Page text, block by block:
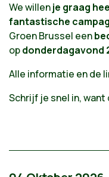
We willenje graag
fantastische
Groen Brussel een
opdonderdagavond
Alle informatie en de
Schrijf je snel in,